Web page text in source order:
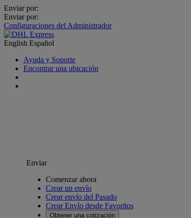
Enviar por:
Enviar por:
Configuraciones del Administrador
English Español
Ayuda y Soporte
Encontrar una ubicación
Enviar
Comenzar ahora
Crear un envío
Crear envío del Pasado
Crear Envío desde Favoritos
Obtener una cotización